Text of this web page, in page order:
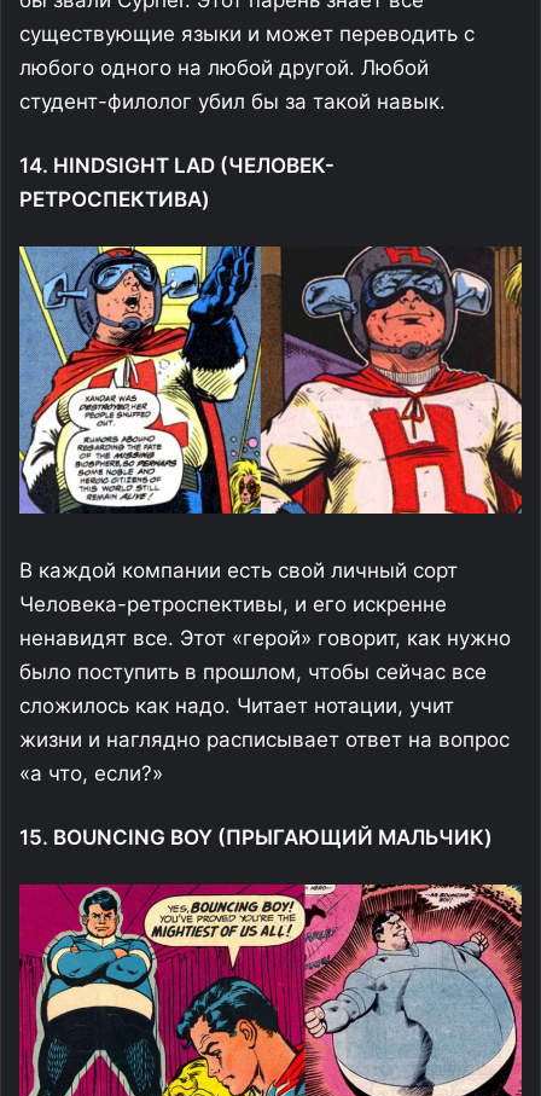
существующие языки и может переводить с
любого одного на любой другой. Любой
студент-филолог убил бы за такой навык.
14. HINDSIGHT LAD (ЧЕЛОВЕК-
РЕТРОСПЕКТИВА)
В каждой компании есть свой личный сорт
Человека-ретроспективы, и его искренне
ненавидят все. Этот «герой» говорит, как нужно
было поступить в прошлом, чтобы сейчас все
сложилось как надо. Читает нотации, учит
жизни и наглядно расписывает ответ на вопрос
«а что, если?»
15. BOUNCING BOY (ПРЫГАЮЩИЙ МАЛЬЧИК)